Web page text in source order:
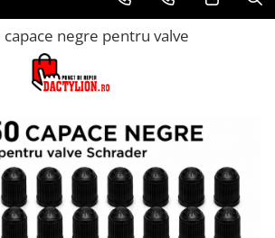
capace negre pentru valve